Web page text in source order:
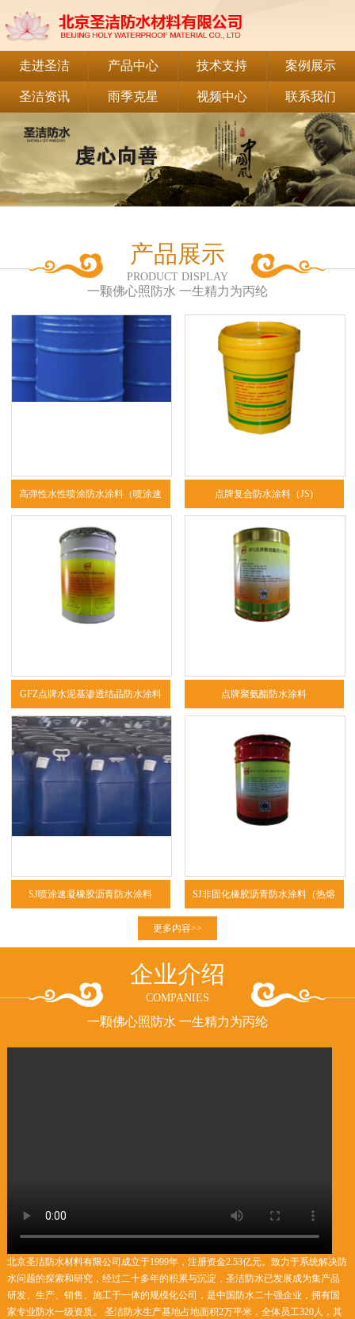
走进圣洁 产品中心 技术支持 案例展示
圣洁资讯 雨季克星 视频中心 联系我们
产品展示
PRODUCT DISPLAY
一颗佛心照防水 一生精力为丙纶
高弹性水性喷涂防水涂料（喷涂速 点牌复合防水涂料（JS)
GFZ点牌水泥基渗透结晶防水涂料 点牌聚氨酯防水涂料
SJ喷涂速凝橡胶沥青防水涂料 SJ非固化橡胶沥青防水涂料（热熔
更多内容>>
企业介绍
COMPANIES
一颗佛心照防水 一生精力为丙纶
北京圣洁防水材料有限公司成立于1999年，注册资金2.53亿元。致力于系统解决防
水问题的探索和研究，经过二十多年的积累与沉淀，圣洁防水已发展成为集产品
研发、生产、销售、施工于一体的规模化公司，是中国防水二十强企业，拥有国
家专业防水一级资质。 圣洁防水生产基地占地面积2万平米，全体员工320人，其